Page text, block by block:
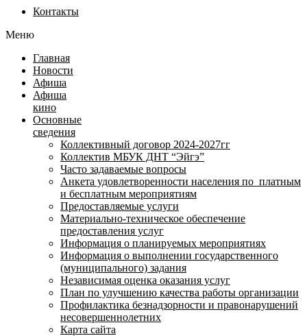
Контакты
Меню
Главная
Новости
Афиша
Афиша
кино
Основные
сведения
Коллективный договор 2024-2027гг
Коллектив МБУК ДНТ “Эйгэ”
Часто задаваемые вопросы
Анкета удовлетворенности населения по платным
и бесплатным мероприятиям
Предоставляемые услуги
Материально-техническое обеспечение
предоставления услуг
Информация о планируемых мероприятиях
Информация о выполнении государственного
(муниципального) задания
Независимая оценка оказания услуг
План по улучшению качества работы организации
Профилактика безнадзорности и правонарушений
несовершеннолетних
Карта сайта